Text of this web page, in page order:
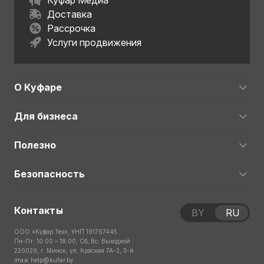
Доставка
Рассрочка
Услуги продвижения
О Куфаре
Для бизнеса
Полезно
Безопасность
Контакты
ООО «Куфар Тех», УНП 191767445
Пн-Пт: 10:00 – 18:00; Сб, Вс: Выходной
220029, г. Минск, ул. Красная 7А-2, 3-й
этаж help@kufar.by
BY RU